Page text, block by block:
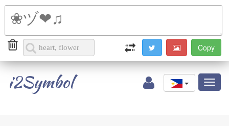
i2Symbol